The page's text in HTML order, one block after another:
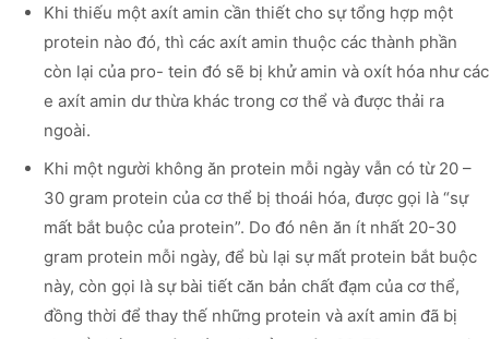
Khi thiếu một axít amin cần thiết cho sự tổng hợp một
protein nào đó, thì các axít amin thuộc các thành phần
còn lại của pro- tein đó sẽ bị khử amin và oxít hóa như các
e axít amin dư thừa khác trong cơ thể và được thải ra
ngoài.
Khi một người không ăn protein mỗi ngày vẫn có từ 20 –
30 gram protein của cơ thể bị thoái hóa, được gọi là “sự
mất bắt buộc của protein”. Do đó nên ăn ít nhất 20-30
gram protein mỗi ngày, để bù lại sự mất protein bắt buộc
này, còn gọi là sự bài tiết căn bản chất đạm của cơ thể,
đồng thời để thay thế những protein và axít amin đã bị